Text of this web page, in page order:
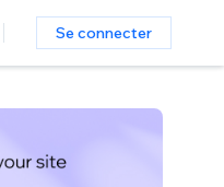
Se connecter